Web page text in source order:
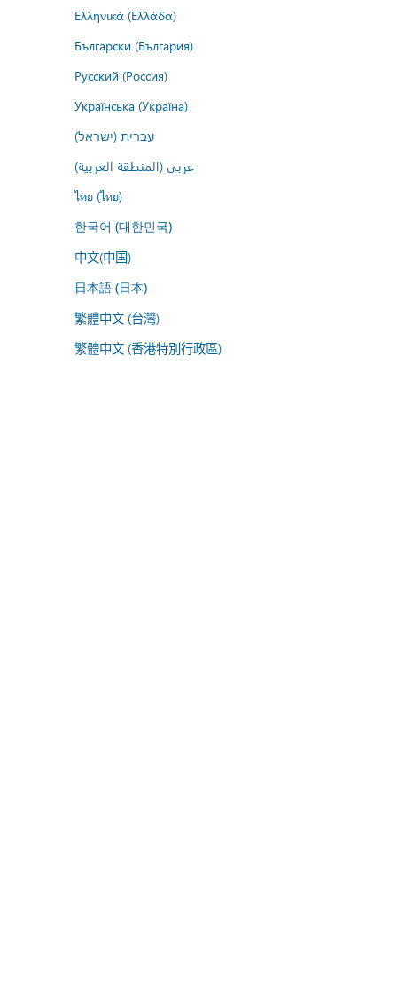
Ελληνικά (Ελλάδα)
Български (България)
Русский (Россия)
Українська (Україна)
עברית (ישראל)
عربي (المنطقة العربية)
ไทย (ไทย)
한국어 (대한민국)
中文(中国)
日本語 (日本)
繁體中文 (台灣)
繁體中文 (香港特別行政區)